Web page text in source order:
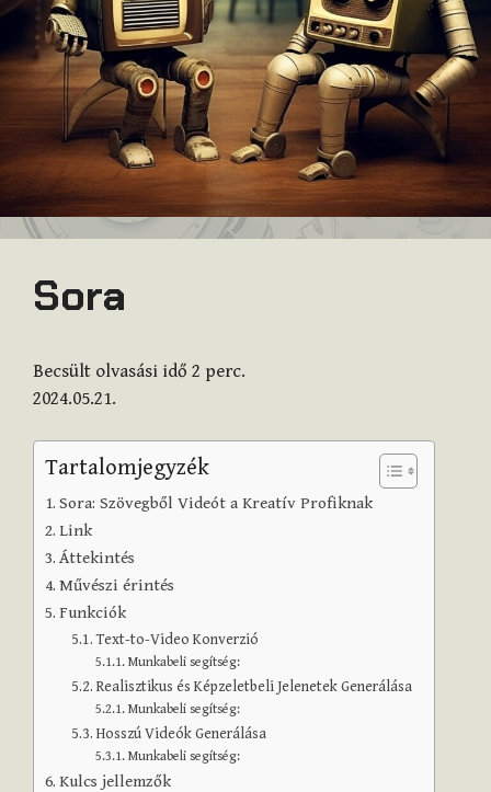
Sora
Becsült olvasási idő 2 perc.
2024.05.21.
Tartalomjegyzék
Sora: Szövegből Videót a Kreatív Profiknak
Link
Áttekintés
Művészi érintés
Funkciók
Text-to-Video Konverzió
Munkabeli segítség:
Realisztikus és Képzeletbeli Jelenetek Generálása
Munkabeli segítség:
Hosszú Videók Generálása
Munkabeli segítség:
Kulcs jellemzők